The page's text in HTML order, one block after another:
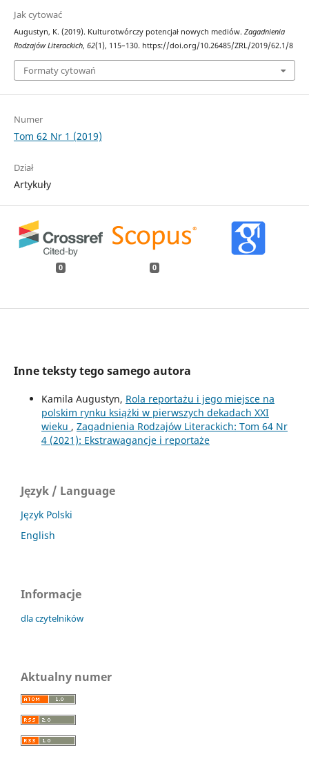
Jak cytować
Augustyn, K. (2019). Kulturotwórczy potencjał nowych mediów. Zagadnienia
Rodzajów Literackich, 62(1), 115–130. https://doi.org/10.26485/ZRL/2019/62.1/8
Formaty cytowań
Numer
Tom 62 Nr 1 (2019)
Dział
Artykuły
0 0
Inne teksty tego samego autora
Kamila Augustyn, Rola reportażu i jego miejsce na
polskim rynku książki w pierwszych dekadach XXI
wieku , Zagadnienia Rodzajów Literackich: Tom 64 Nr
4 (2021): Ekstrawagancje i reportaże
Język / Language
Język Polski
English
Informacje
dla czytelników
Aktualny numer